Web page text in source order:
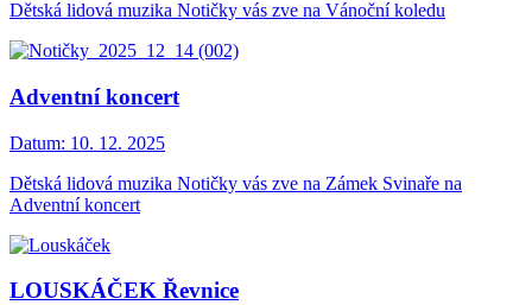
Dětská lidová muzika Notičky vás zve na Vánoční koledu
Adventní koncert
Datum: 10. 12. 2025
Dětská lidová muzika Notičky vás zve na Zámek Svinaře na
Adventní koncert
LOUSKÁČEK Řevnice